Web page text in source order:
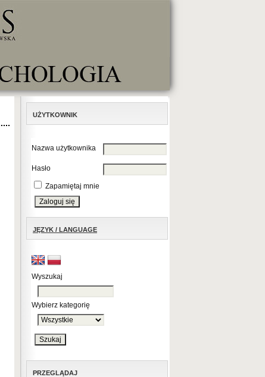
UŻYTKOWNIK
Nazwa użytkownika
Hasło
Zapamiętaj mnie
JĘZYK / LANGUAGE
Wyszukaj
Wybierz kategorię
PRZEGLĄDAJ